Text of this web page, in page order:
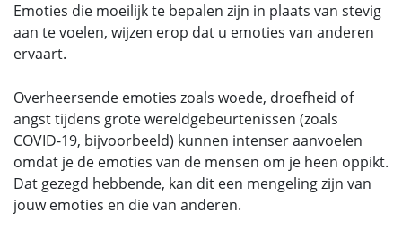
Emoties die moeilijk te bepalen zijn in plaats van stevig
aan te voelen, wijzen erop dat u emoties van anderen
ervaart.
Overheersende emoties zoals woede, droefheid of
angst tijdens grote wereldgebeurtenissen (zoals
COVID-19, bijvoorbeeld) kunnen intenser aanvoelen
omdat je de emoties van de mensen om je heen oppikt.
Dat gezegd hebbende, kan dit een mengeling zijn van
jouw emoties en die van anderen.